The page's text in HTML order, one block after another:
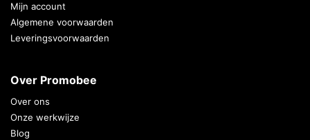
Mijn account
Algemene voorwaarden
Leveringsvoorwaarden
Over Promobee
Over ons
Onze werkwijze
Blog